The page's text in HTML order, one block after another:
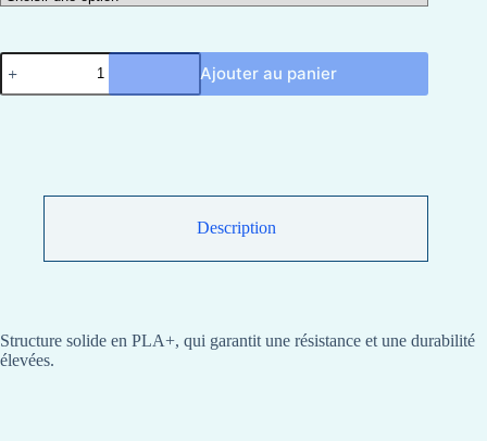
quantité
de
Support
Ajouter au panier
Description
Structure solide en PLA+, qui garantit une résistance et une durabilité
élevées.